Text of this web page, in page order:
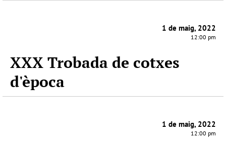
1 de maig, 2022
12:00 pm
XXX Trobada de cotxes
d'època
1 de maig, 2022
12:00 pm